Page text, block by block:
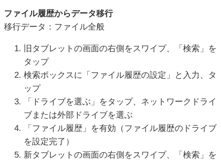
ファイル履歴からデータ移行
移行データ：ファイル全般
旧タブレットの画面の右側をスワイプ、「検索」を
タップ
検索ボックスに「ファイル履歴の設定」と入力、タ
ップ
「ドライブを選ぶ」をタップ、ネットワークドライ
ブまたは外部ドライブを選ぶ
「ファイル履歴」を有効（ファイル履歴のドライブ
を設定完了）
新タブレットの画面の右側をスワイプ、「検索」を